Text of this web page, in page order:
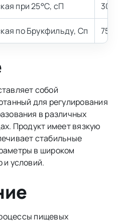
при 25°С, сП 300-
по Брукфильду, Сп 750-
собой
для регулирования
в различных
Продукт имеет вязкую
стабильные
в широком
и условий.
пищевых